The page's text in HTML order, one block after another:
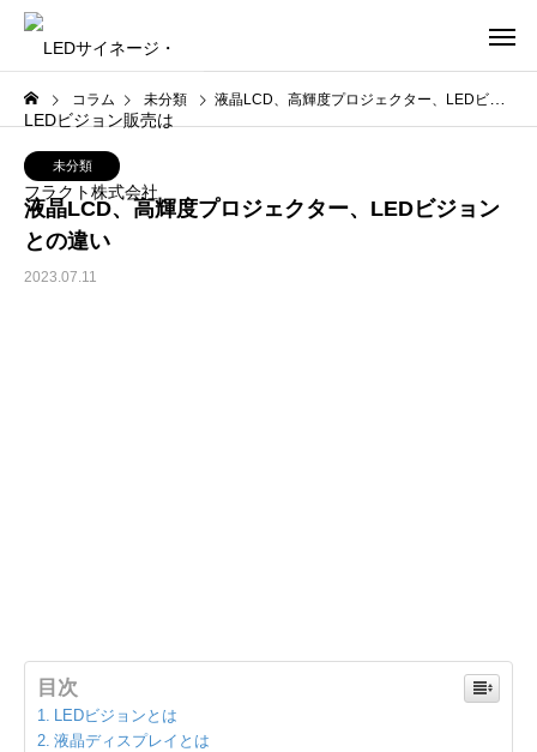
コラム 未分類 液晶LCD、高輝度プロジェクター、LEDビジョンとの違い
未分類
液晶LCD、高輝度プロジェクター、LEDビジョン
との違い
2023.07.11
目次
LEDビジョンとは
液晶ディスプレイとは